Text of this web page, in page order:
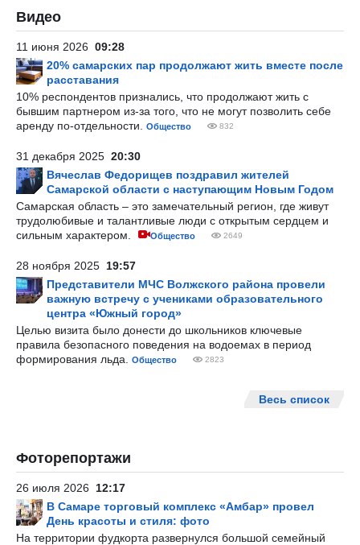
Видео
11 июня 2026 09:28
20% самарских пар продолжают жить вместе после
расставания
10% респондентов признались, что продолжают жить с
бывшим партнером из-за того, что не могут позволить себе
аренду по-отдельности.
Общество 832
31 декабря 2025 20:30
Вячеслав Федорищев поздравил жителей
Самарской области с наступающим Новым Годом
Самарская область – это замечательный регион, где живут
трудолюбивые и талантливые люди с открытым сердцем и
сильным характером.
Общество 2649
28 ноября 2025 19:57
Представители МЧС Волжского района провели
важную встречу с учениками образовательного
центра «Южный город»
Целью визита было донести до школьников ключевые
правила безопасного поведения на водоемах в период
формирования льда.
Общество 2823
Весь список
Фоторепортажи
26 июля 2026 12:17
В Самаре торговый комплекс «Амбар» провел
День красоты и стиля: фото
На территории фудкорта развернулся большой семейный